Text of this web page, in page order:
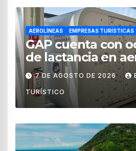
AEROLÍNEAS EMPRESAS TURÍSTICAS
GAP cuenta con
de lactancia en
de México
7 DE AGOSTO DE 2026
TURÍSTICO